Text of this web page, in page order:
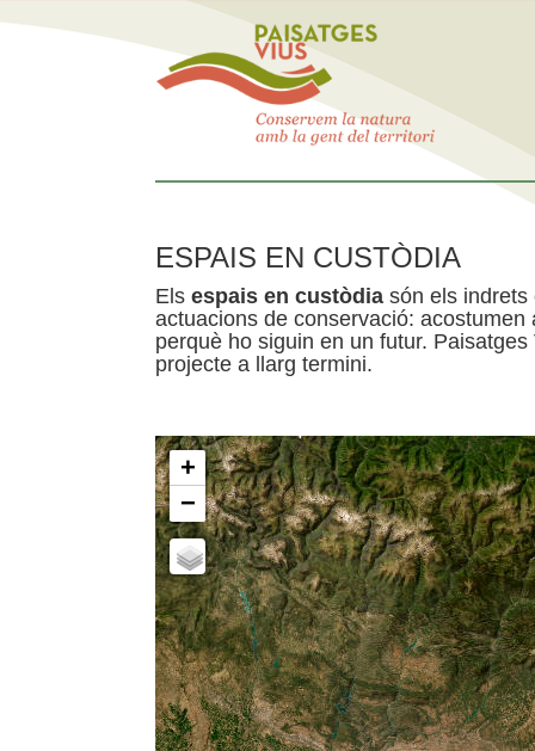
ESPAIS EN CUSTÒDIA
Els espais en custòdia són els indrets
actuacions de conservació:
perquè ho siguin en un futur.
projecte a llarg termini.
+
−